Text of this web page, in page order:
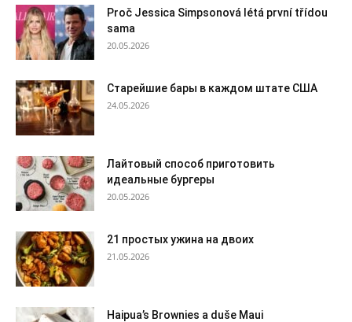
Proč Jessica Simpsonová létá první třídou
sama
20.05.2026
Старейшие бары в каждом штате США
24.05.2026
Лайтовый способ приготовить
идеальные бургеры
20.05.2026
21 простых ужина на двоих
21.05.2026
Haipua’s Brownies a duše Maui